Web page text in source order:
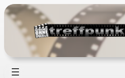
Zum
Inhalt
springen